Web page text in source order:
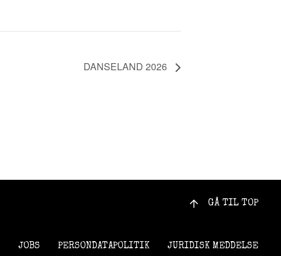
DANSELAND 2026
GÅ TIL TOP
JOBS PERSONDATAPOLITIK JURIDISK MEDDELSE